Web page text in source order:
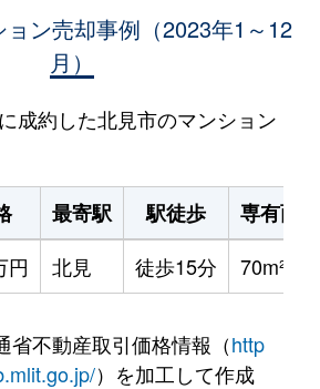
ン売却事例（2023年1～12
月）
成約した北見市のマンション
最寄駅 駅徒歩
専有面積
円 北見 徒歩15分 70m²
省不動産取引価格情報（http
）を加工して作成